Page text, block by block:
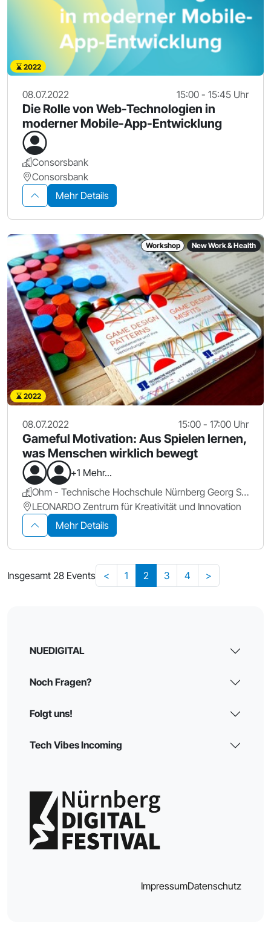
2022
08.07.2022 15:00 - 15:45 Uhr
Die Rolle von Web-Technologien in
moderner Mobile-App-Entwicklung
Consorsbank
Consorsbank
Mehr Details
Workshop New Work & Health
2022
08.07.2022 15:00 - 17:00 Uhr
Gameful Motivation: Aus Spielen lernen,
was Menschen wirklich bewegt
+1 Mehr...
Ohm - Technische Hochschule Nürnberg Georg Simon Ohm
LEONARDO Zentrum für Kreativität und Innovation
Mehr Details
Insgesamt 28 Events < 1 2 3 4 >
NUEDIGITAL
Noch Fragen?
Folgt uns!
Tech Vibes Incoming
ImpressumDatenschutz